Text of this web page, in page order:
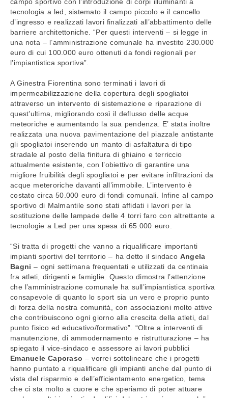
campo sportivo con l’introduzione di corpi illuminanti a
tecnologia a led, sistemato il campo piccolo e il cancello
d’ingresso e realizzati lavori finalizzati all’abbattimento delle
barriere architettoniche. “Per questi interventi – si legge in
una nota – l’amministrazione comunale ha investito 230.000
euro di cui 100.000 euro ottenuti da fondi regionali per
l’impiantistica sportiva”.
A Ginestra Fiorentina sono terminati i lavori di
impermeabilizzazione della copertura degli spogliatoi
attraverso un intervento di sistemazione e riparazione di
quest’ultima, migliorando così il deflusso delle acque
meteoriche e aumentando la sua pendenza. E’ stata inoltre
realizzata una nuova pavimentazione del piazzale antistante
gli spogliatoi inserendo un manto di asfaltatura di tipo
stradale al posto della finitura di ghiaino e terriccio
attualmente esistente, con l’obiettivo di garantire una
migliore fruibilità degli spogliatoi e per evitare infiltrazioni da
acque meteroriche davanti all’immobile. L’intervento è
costato circa 50.000 euro di fondi comunali. Infine al campo
sportivo di Malmantile sono stati affidati i lavori per la
sostituzione delle lampade delle 4 torri faro con altrettante a
tecnologie a Led per una spesa di 65.000 euro.
“Si tratta di progetti che vanno a riqualificare importanti
impianti sportivi del territorio – ha detto il sindaco Angela
Bagni – ogni settimana frequentati e utilizzati da centinaia
fra atleti, dirigenti e famiglie. Questo dimostra l’attenzione
che l’amministrazione comunale ha sull’impiantistica sportiva
consapevole di quanto lo sport sia un vero e proprio punto
di forza della nostra comunità, con associazioni molto attive
che contribuiscono ogni giorno alla crescita della atleti, dal
punto fisico ed educativo/formativo”. “Oltre a interventi di
manutenzione, di ammodernamento e ristrutturazione – ha
spiegato il vice-sindaco e assessore ai lavori pubblici
Emanuele Caporaso – vorrei sottolineare che i progetti
hanno puntato a riqualificare gli impianti anche dal punto di
vista del risparmio e dell’efficientamento energetico, tema
che ci sta molto a cuore e che speriamo di poter attuare